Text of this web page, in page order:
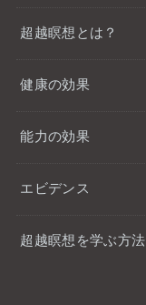
超越瞑想とは？
健康の効果
能力の効果
エビデンス
超越瞑想を学ぶ方法